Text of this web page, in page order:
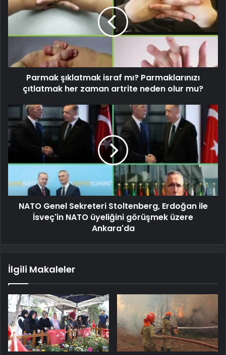
Parmak şıklatmak israf mı? Parmaklarınızı
çıtlatmak her zaman artrite neden olur mu?
NATO Genel Sekreteri Stoltenberg, Erdoğan ile
İsveç'in NATO üyeliğini görüşmek üzere
Ankara'da
İlgili Makaleler